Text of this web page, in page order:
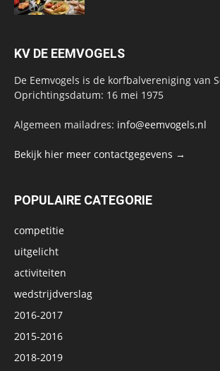
KV DE EEMVOGELS
De Eemvogels is de korfbalvereniging van
Oprichtingsdatum: 16 mei 1975
Algemeen mailadres: info@eemvogels.nl
Bekijk hier meer contactgegevens →
POPULAIRE CATEGORIE
competitie
uitgelicht
activiteiten
wedstrijdverslag
2016-2017
2015-2016
2018-2019